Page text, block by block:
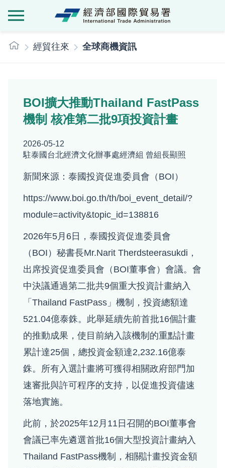
::: 經貿往來 全球商機資訊
BOI擴大推動Thailand FastPass
機制 核准第二批9項投資計畫
2026-05-12
駐泰國台北經濟文化辦事處經濟組 曾組長顯照
新聞來源：泰國投資促進委員會（BOI）
https://www.boi.go.th/th/boi_event_detail/?
module=activity&topic_id=138816
2026年5月6日，泰國投資促進委員會
（BOI）秘書長Mr.Narit Therdsteerasukdi，
出席投資促進委員會（BOI董事會）會議。會
中決議通過第二批共9個重大投資計畫納入
「Thailand FastPass」機制，投資總額達
521.04億泰銖。此舉延續先前首批16個計畫
的推動成果，使目前納入該機制的重點計畫
累計達25個，總投資金額達2,232.16億泰
銖。所有入選計畫將可獲得相關政府部門加
速審批與許可程序的支持，以促進投資儘速
落地實施。
此前，於2025年12月11日召開的BOI董事會
會議已率先遴選首批16個大型投資計畫納入
Thailand FastPass機制，相關計畫投資金額